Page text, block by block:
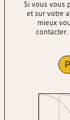
Si vous vous
et sur votre
mieux